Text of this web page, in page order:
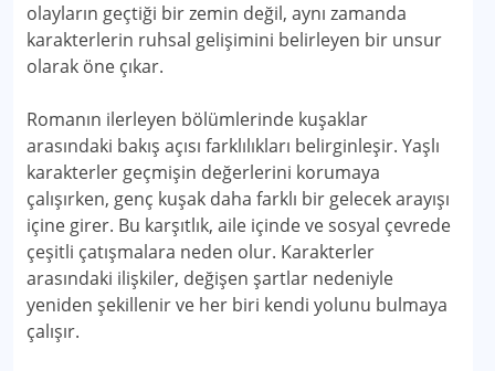
olayların geçtiği bir zemin değil, aynı zamanda
karakterlerin ruhsal gelişimini belirleyen bir unsur
olarak öne çıkar.
Romanın ilerleyen bölümlerinde kuşaklar
arasındaki bakış açısı farklılıkları belirginleşir. Yaşlı
karakterler geçmişin değerlerini korumaya
çalışırken, genç kuşak daha farklı bir gelecek arayışı
içine girer. Bu karşıtlık, aile içinde ve sosyal çevrede
çeşitli çatışmalara neden olur. Karakterler
arasındaki ilişkiler, değişen şartlar nedeniyle
yeniden şekillenir ve her biri kendi yolunu bulmaya
çalışır.